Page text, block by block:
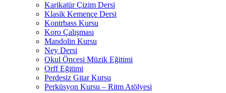
Karikatür Çizim Dersi
Klasik Kemençe Dersi
Kontrbass Kursu
Koro Çalışması
Mandolin Kursu
Ney Dersi
Okul Öncesi Müzik Eğitimi
Orff Eğitimi
Perdesiz Gitar Kursu
Perküsyon Kursu – Ritm Atölyesi